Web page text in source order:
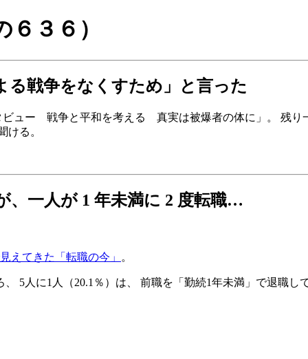
３６）
る戦争をなくすため と言った
ビュー 戦争と平和を考える 真実は被爆者の体に」。 残り
ける。
、一人が 1 年未満に 2 度転職…
えてきた「転職の今」 。
5人に1人（20.1％）は、 前職を「勤続1年未満」で退職し